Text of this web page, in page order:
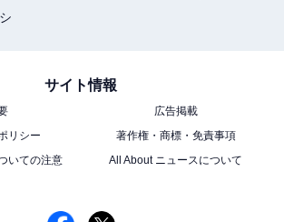
サイト情報
広告掲載
リシー
著作権・商標・免責事項
いての注意
All About ニュースについて